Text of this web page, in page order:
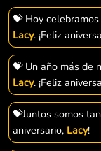
💝 Hoy
Lacy. ¡Feliz
💝 Un año más de
Lacy. ¡Feliz
💝Juntos somos
aniversario, Lacy!